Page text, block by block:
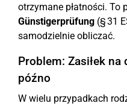
otrzymane płatności. To
Günstigerprüfung (§ 31
samodzielnie obliczać.
Problem: Zasiłek
późno
W wielu przypadkach